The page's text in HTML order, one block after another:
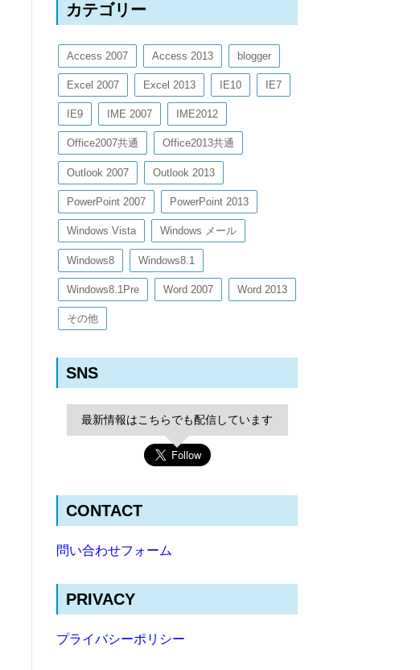
カテゴリー
Access 2007 Access 2013 blogger
Excel 2007 Excel 2013 IE10 IE7
IE9 IME 2007 IME2012
Office2007共通 Office2013共通
Outlook 2007 Outlook 2013
PowerPoint 2007 PowerPoint 2013
Windows Vista Windows メール
Windows8 Windows8.1
Windows8.1Pre Word 2007 Word 2013
その他
SNS
最新情報はこちらでも配信しています
CONTACT
問い合わせフォーム
PRIVACY
プライバシーポリシー